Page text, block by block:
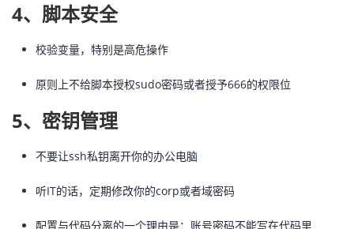
4、脚本安全
校验变量，特别是高危操作
原则上不给脚本授权sudo密码或者授予666的权限位
5、密钥管理
不要让ssh私钥离开你的办公电脑
听IT的话，定期修改你的corp或者域密码
配置与代码分离的一个理由是：账号密码不能写在代码里